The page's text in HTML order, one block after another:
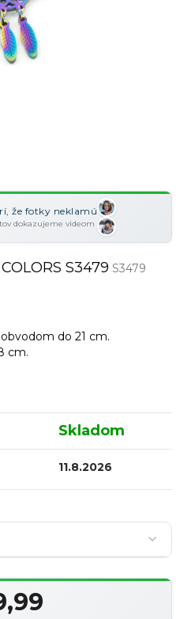
že fotky neklamú
dokazujeme videom
S3479 S3479
do 21 cm.
cm.
Skladom
11.8.2026